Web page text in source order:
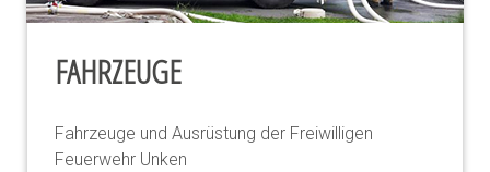
FAHRZEUGE
Fahrzeuge und Ausrüstung der Freiwilligen
Feuerwehr Unken